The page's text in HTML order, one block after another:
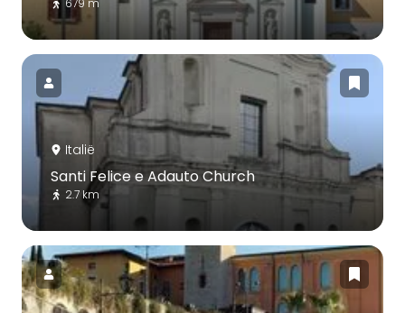
679 m
Italië
Santi Felice e Adauto Church
2.7 km